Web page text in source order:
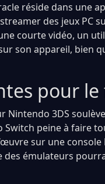
réside dans une
des jeux PC
courte vidéo, un
son appareil, bien
pour
Nintendo 3DS
Switch peine à faire
sur une
des émulateurs